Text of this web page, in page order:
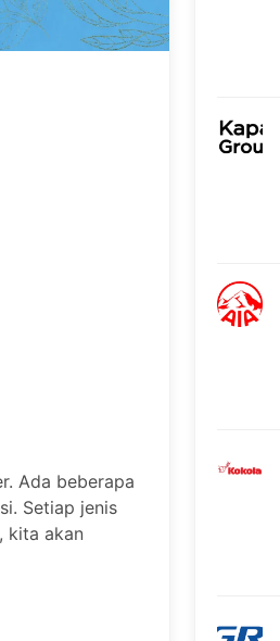
Ada beberapa
Setiap jenis
kita akan